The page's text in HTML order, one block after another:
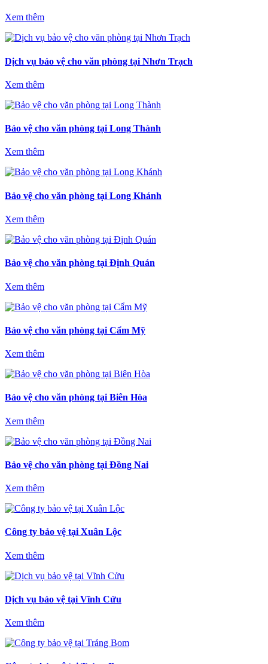
Xem thêm
Dịch vụ bảo vệ cho văn phòng tại Nhơn Trạch
Xem thêm
Bảo vệ cho văn phòng tại Long Thành
Xem thêm
Bảo vệ cho văn phòng tại Long Khánh
Xem thêm
Bảo vệ cho văn phòng tại Định Quán
Xem thêm
Bảo vệ cho văn phòng tại Cẩm Mỹ
Xem thêm
Bảo vệ cho văn phòng tại Biên Hòa
Xem thêm
Bảo vệ cho văn phòng tại Đồng Nai
Xem thêm
Công ty bảo vệ tại Xuân Lộc
Xem thêm
Dịch vụ bảo vệ tại Vĩnh Cửu
Xem thêm